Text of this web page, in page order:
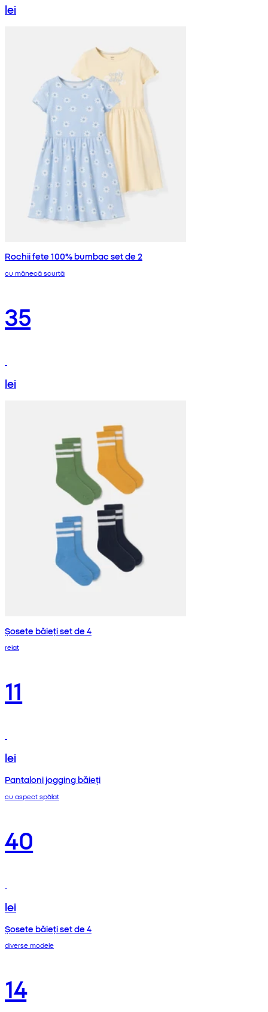
lei
Rochii fete 100% bumbac set de 2
cu mânecă scurtă
35
lei
Șosete băieți set de 4
reiat
11
lei
Pantaloni jogging băieți
cu aspect spălat
40
lei
Șosete băieți set de 4
diverse modele
14